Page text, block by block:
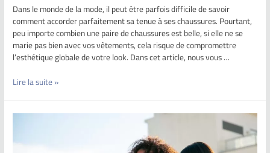
Dans le monde de la mode, il peut être parfois difficile de savoir
comment accorder parfaitement sa tenue à ses chaussures. Pourtant,
peu importe combien une paire de chaussures est belle, si elle ne se
marie pas bien avec vos vêtements, cela risque de compromettre
l’esthétique globale de votre look. Dans cet article, nous vous …
Lire la suite »